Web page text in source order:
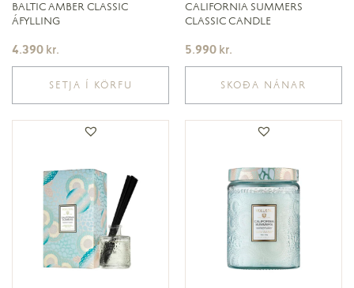
BALTIC AMBER CLASSIC
ÁFYLLING
4.390 kr.
SETJA Í KÖRFU
CALIFORNIA SUMMERS
CLASSIC CANDLE
5.990 kr.
SKOÐA NÁNAR